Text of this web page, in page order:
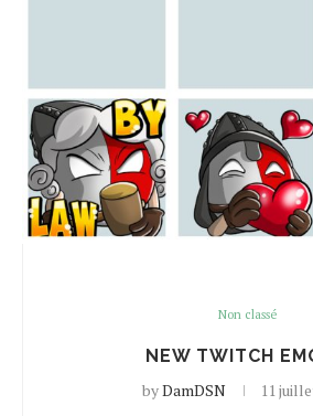
Non classé
NEW TWITCH
byDamDSN 11